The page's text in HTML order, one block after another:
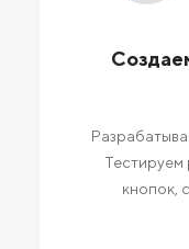
Тестируем
кнопок,